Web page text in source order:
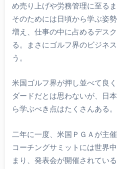
め売り上げや労務管理に至る
そのためには日頃から学ぶ姿
増え、仕事の中に占めるデス
る。まさにゴルフ界のビジネ
う。
米国ゴルフ界が押し並べて良
ダードだとは思わないが、日
ら学ぶべき点はたくさんある。
二年に一度、米国ＰＧＡが主
コーチングサミットには世界
まり、発表会が開催されてい